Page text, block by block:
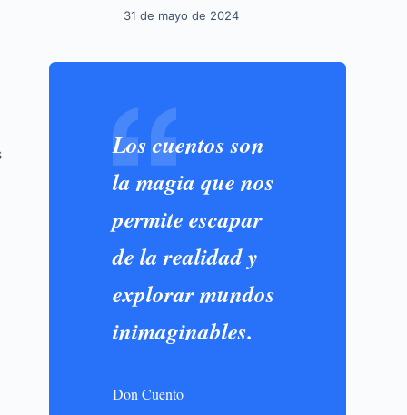
31 de mayo de 2024
Los cuentos son
la magia que nos
permite escapar
de la realidad y
explorar mundos
inimaginables.
Don Cuento